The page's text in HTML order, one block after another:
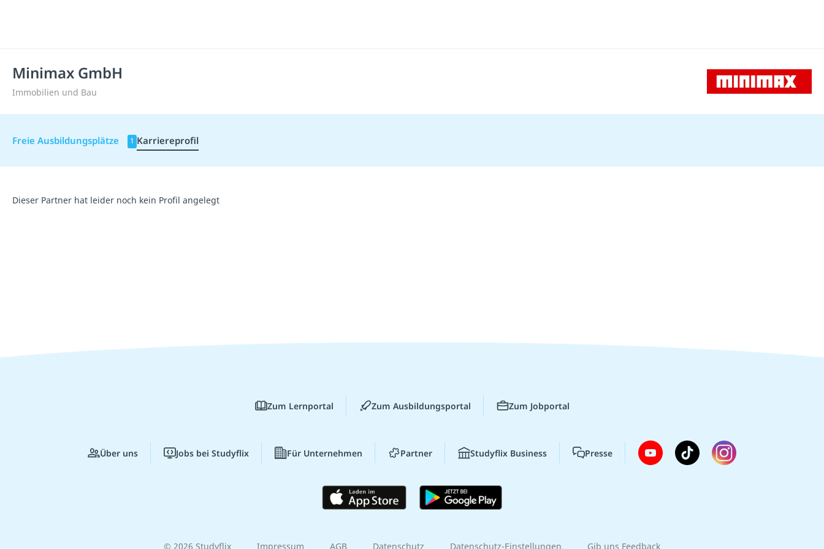
Minimax GmbH
Immobilien und Bau
Freie Ausbildungsplätze 1 Karriereprofil
Dieser Partner hat leider noch kein Profil angelegt
Zum Lernportal Zum Ausbildungsportal Zum Jobportal
Über uns Jobs bei Studyflix Für Unternehmen Partner Studyflix Business Presse
© 2026 Studyflix Impressum AGB Datenschutz Datenschutz-Einstellungen Gib uns Feedback